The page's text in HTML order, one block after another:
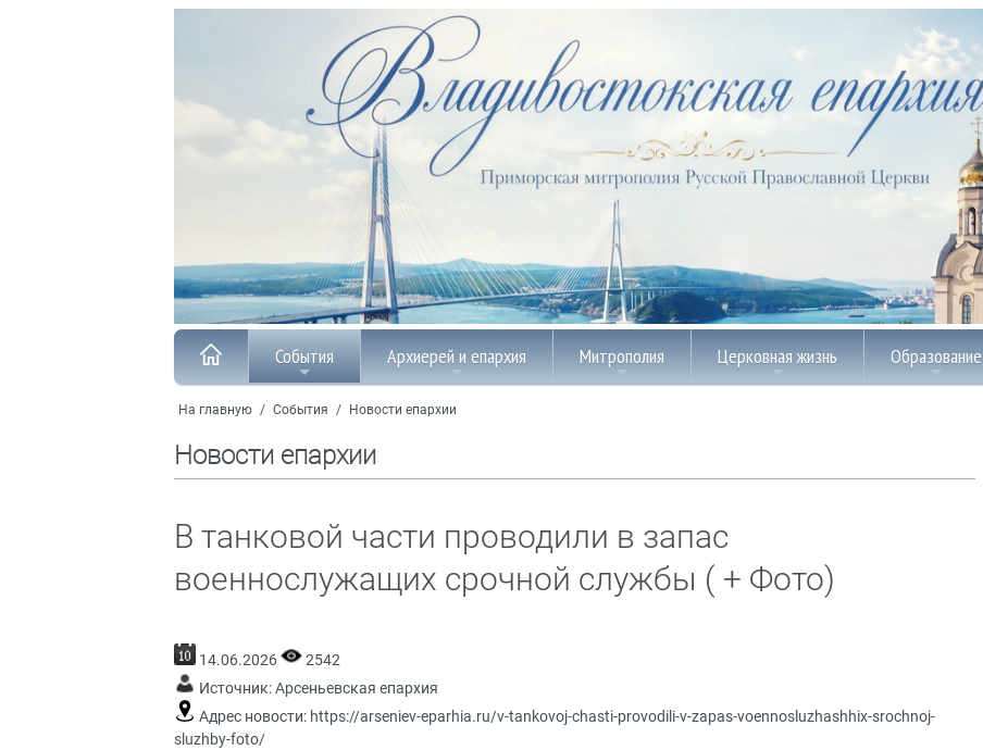
События Архиерей и епархия Митрополия Церковная жизнь Образование
На главную / События / Новости епархии
Новости епархии
В танковой части проводили в запас
военнослужащих срочной службы ( + Фото)
14.06.2026
2542
Источник:Арсеньевская епархия
Адрес новости: https://arseniev-eparhia.ru/v-tankovoj-chasti-provodili-v-zapas-voennosluzhashhix-srochnoj-
sluzhby-foto/